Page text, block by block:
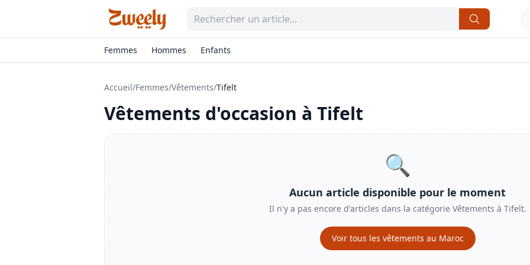
Femmes Hommes Enfants
Accueil/Femmes/Vêtements/Tifelt
Vêtements d'occasion à Tifelt
🔍
Aucun article disponible pour le moment
Il n'y a pas encore d'articles dans la catégorie Vêtements à Tifelt.
Voir tous les vêtements au Maroc